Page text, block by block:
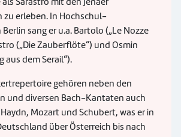
zu erleben. In Hochschul-
sang er u.a. Bartolo („Le Nozze
(„Die Zauberflöte“) und Osmin
aus dem Serail“).
gehören neben den
und diversen Bach-Kantaten auch
Mozart und Schubert, was er in
über Österreich bis nach